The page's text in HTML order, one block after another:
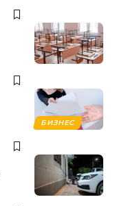
БИЗНЕС